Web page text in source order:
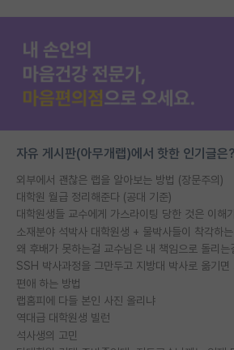
자유 게시판(아무개랩)에서 핫한 인기글은?
외부에서 괜찮은 랩을 알아보는 방법 (장문주의)
대학원 월급 정리해준다 (공대 기준)
소재분야 석박사 대학원생 + 물박사들이 착각하는
편애 하는 방법
랩홈피에 다들 본인 사진 올리냐
역대급 대학원생 빌런
석사생의 고민